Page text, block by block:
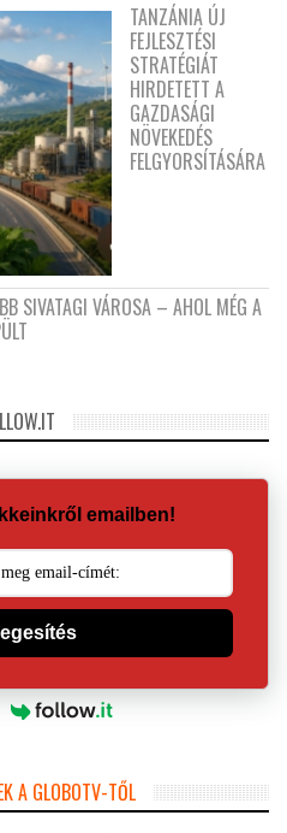
TANZÁNIA ÚJ
FEJLESZTÉSI
STRATÉGIÁT
HIRDETETT A
GAZDASÁGI
NÖVEKEDÉS
FELGYORSÍTÁSÁRA
SIVATAGI VÁROSA – AHOL MÉG A
emailben!
A GLOBOTV-TŐL